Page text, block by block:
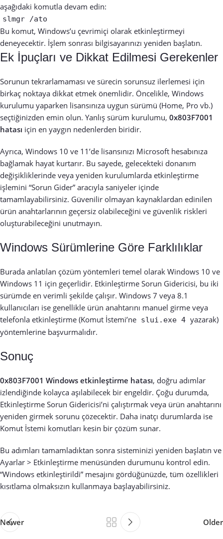
aşağıdaki komutla devam edin:
slmgr /ato
Bu komut, Windows’u çevrimiçi olarak etkinleştirmeyi
deneyecektir. İşlem sonrası bilgisayarınızı yeniden başlatın.
Ek İpuçları ve Dikkat Edilmesi Gerekenler
Sorunun tekrarlamaması ve sürecin sorunsuz ilerlemesi için
birkaç noktaya dikkat etmek önemlidir. Öncelikle, Windows
kurulumu yaparken lisansınıza uygun sürümü (Home, Pro vb.)
seçtiğinizden emin olun. Yanlış sürüm kurulumu, 0x803F7001
hatası için en yaygın nedenlerden biridir.
Ayrıca, Windows 10 ve 11’de lisansınızı Microsoft hesabınıza
bağlamak hayat kurtarır. Bu sayede, gelecekteki donanım
değişikliklerinde veya yeniden kurulumlarda etkinleştirme
işlemini “Sorun Gider” aracıyla saniyeler içinde
tamamlayabilirsiniz. Güvenilir olmayan kaynaklardan edinilen
ürün anahtarlarının geçersiz olabileceğini ve güvenlik riskleri
oluşturabileceğini unutmayın.
Windows Sürümlerine Göre Farklılıklar
Burada anlatılan çözüm yöntemleri temel olarak Windows 10 ve
Windows 11 için geçerlidir. Etkinleştirme Sorun Gidericisi, bu iki
sürümde en verimli şekilde çalışır. Windows 7 veya 8.1
kullanıcıları ise genellikle ürün anahtarını manuel girme veya
telefonla etkinleştirme (Komut İstemi’ne slui.exe 4 yazarak)
yöntemlerine başvurmalıdır.
Sonuç
0x803F7001 Windows etkinleştirme hatası, doğru adımlar
izlendiğinde kolayca aşılabilecek bir engeldir. Çoğu durumda,
Etkinleştirme Sorun Gidericisi’ni çalıştırmak veya ürün anahtarını
yeniden girmek sorunu çözecektir. Daha inatçı durumlarda ise
Komut İstemi komutları kesin bir çözüm sunar.
Bu adımları tamamladıktan sonra sisteminizi yeniden başlatın ve
Ayarlar > Etkinleştirme menüsünden durumunu kontrol edin.
“Windows etkinleştirildi” mesajını gördüğünüzde, tüm özellikleri
kısıtlama olmaksızın kullanmaya başlayabilirsiniz.
Newer Older